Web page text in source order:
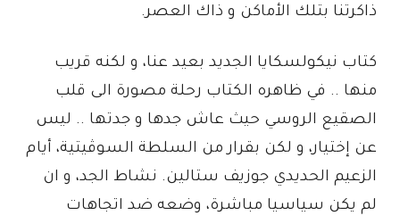
ذاكرتنا بتلك الأماكن و ذاك العصر.
كتاب نيكولسكايا الجديد بعيد عنا، و لكنه قريب
منها .. في ظاهره الكتاب رحلة مصورة الى قلب
الصقيع الروسي حيث عاش جدها و جدتها .. ليس
عن إختيار، و لكن بقرار من السلطة السوڤيتية، أيام
الزعيم الحديدي جوزيف ستالين. نشاط الجد، و ان
لم يكن سياسيا مباشرة، وضعه ضد اتجاهات